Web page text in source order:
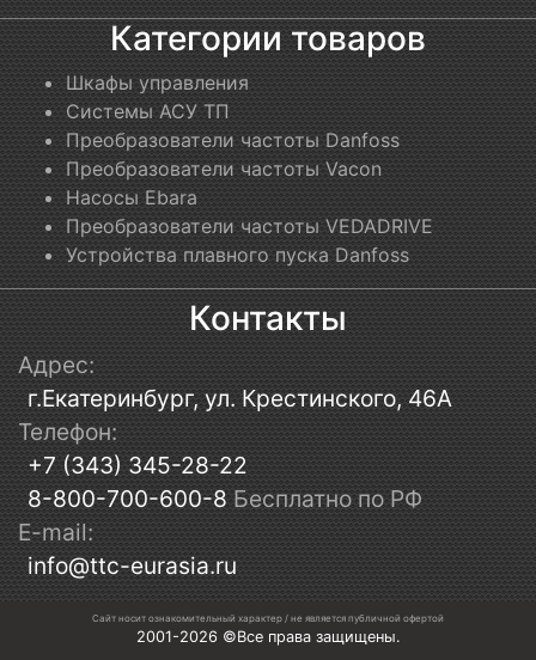
Категории товаров
Шкафы управления
Системы АСУ ТП
Преобразователи частоты Danfoss
Преобразователи частоты Vacon
Насосы Ebara
Преобразователи частоты VEDADRIVE
Устройства плавного пуска Danfoss
Контакты
Адрес:
г.Екатеринбург, ул. Крестинского, 46А
Телефон:
+7 (343) 345-28-22
8-800-700-600-8 Бесплатно по РФ
E-mail:
info@ttc-eurasia.ru
Сайт носит ознакомительный характер / не является публичной офертой
2001-2026 ©Все права защищены.